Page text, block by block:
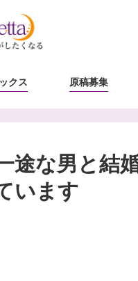
クス 原稿募集
途な男と結
います